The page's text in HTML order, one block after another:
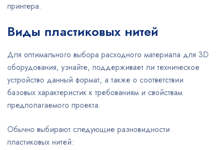
принтера.
Виды пластиковых нитей
Для оптимального выбора расходного материала для 3D
оборудования, узнайте, поддерживает ли техническое
устройство данный формат, а также о соответствии
базовых характеристик к требованиям и свойствам
предполагаемого проекта.
Обычно выбирают следующие разновидности
пластиковых нитей: